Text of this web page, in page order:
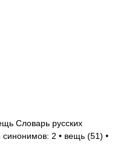
Словарь русских
2 • вещь (51) •